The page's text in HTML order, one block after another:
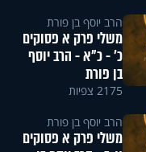
הרב יוסף בן פורת
משלי פרק א פסוקים
כ' - כ"א - הרב יוסף
בן פורת
2175 צפיות
הרב יוסף בן פורת
משלי פרק א פסוקים